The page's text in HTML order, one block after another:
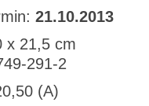
21.10.2013
x 21,5 cm
291-2
(A)